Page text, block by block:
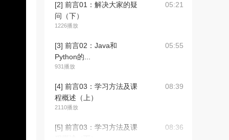
[2] 前言01：解决大家的疑
问（下）
1226播放
05:21
[3] 前言02：Java和
Python的...
931播放
05:55
[4] 前言03：学习方法及课
程概述（上）
2110播放
08:39
[5] 前言03：学习方法及课
08:36